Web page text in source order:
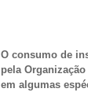
O consumo de
pela
em algumas